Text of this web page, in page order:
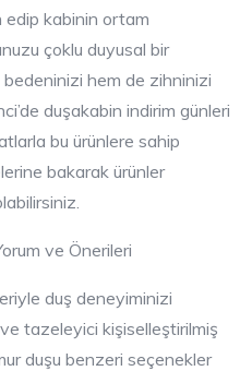
edip kabinin ortam
çoklu duyusal bir
hem de zihninizi
duşakabin indirim günleri
bu ürünlere sahip
bakarak ürünler
ve Önerileri
duş deneyiminizi
ve tazeleyici kişiselleştirilmiş
duşu benzeri seçenekler